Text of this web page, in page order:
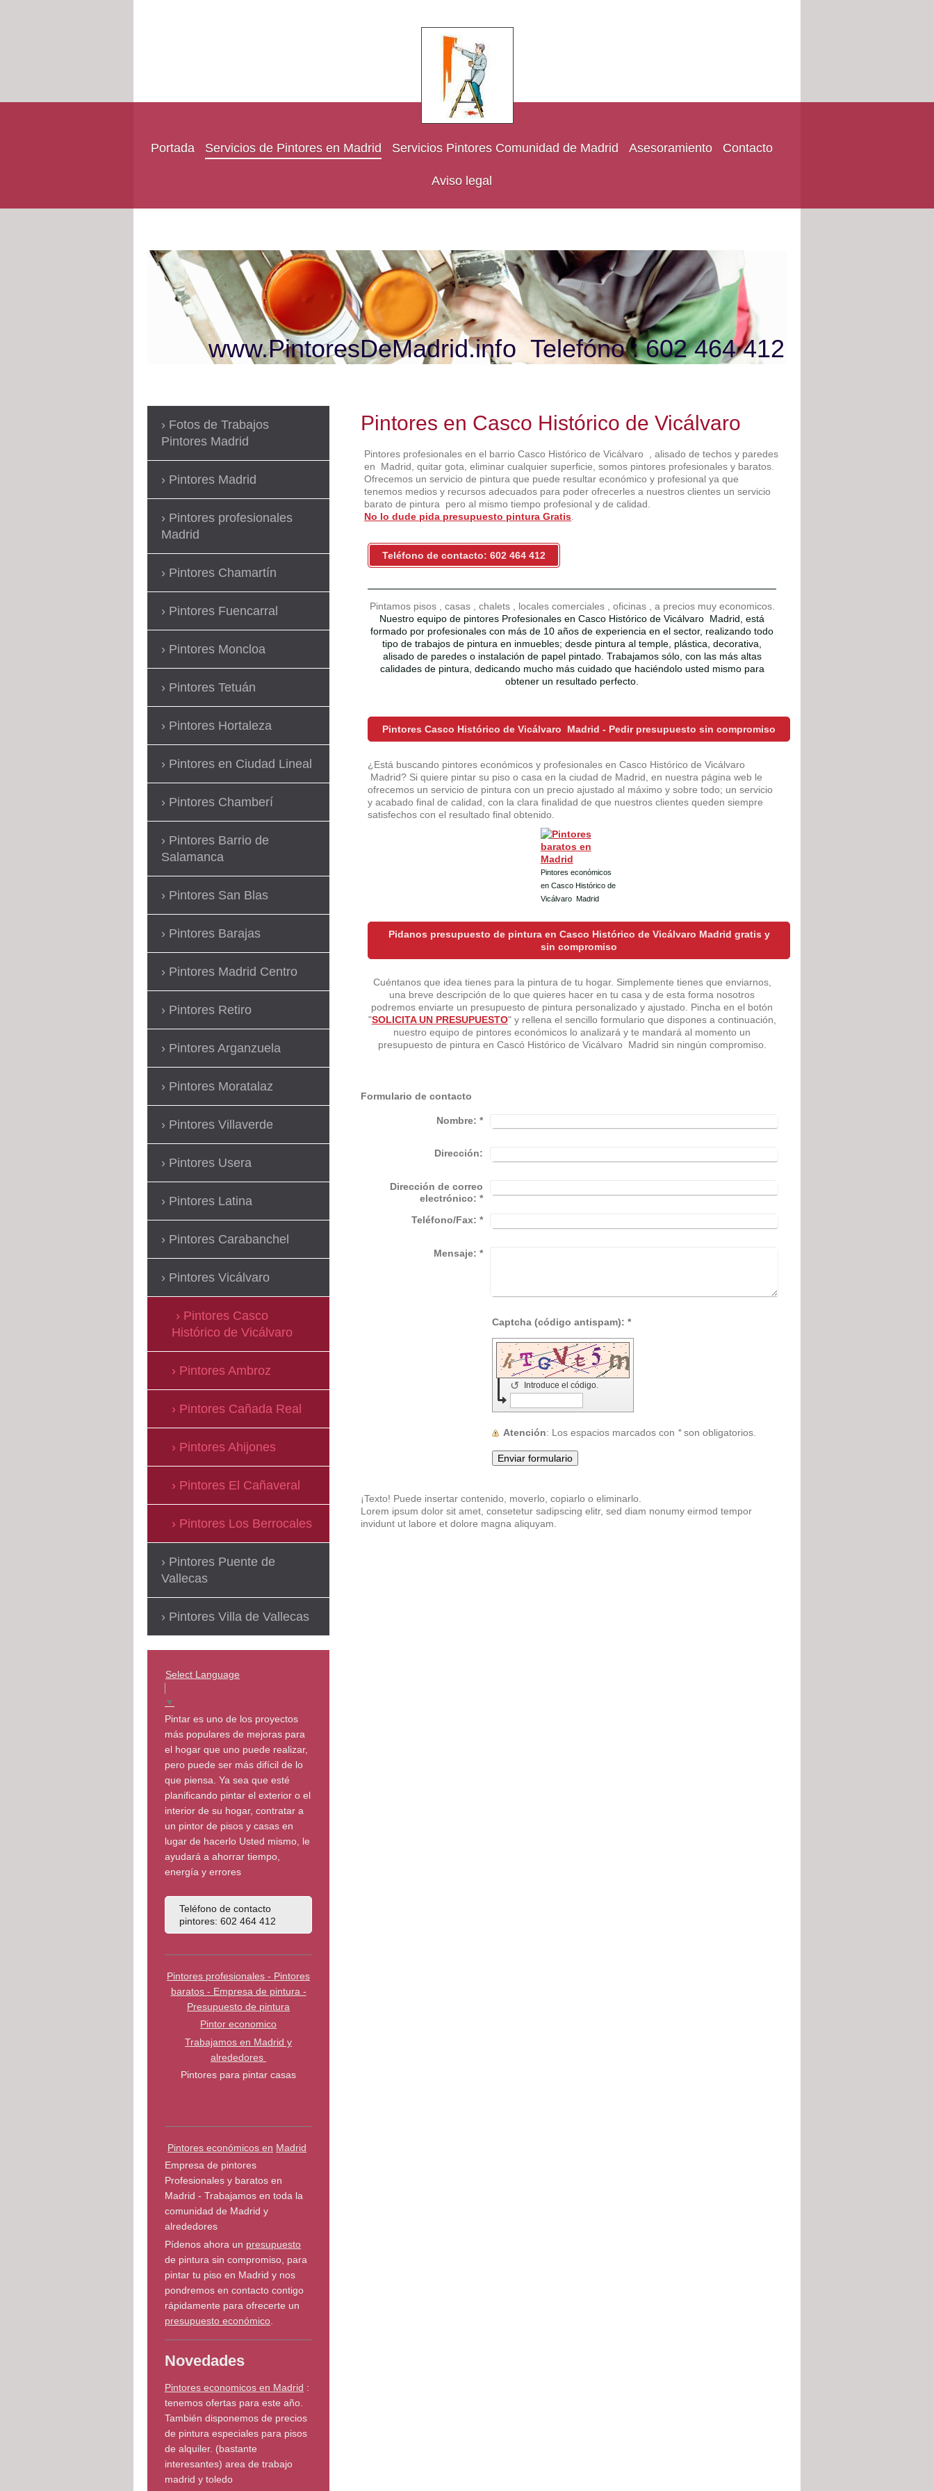
Portada Servicios de Pintores en Madrid Servicios Pintores Comunidad de Madrid Asesoramiento Contacto
Aviso legal
www.PintoresDeMadrid.info Telefóno : 602 464 412
Pintores en Casco Histórico de Vicálvaro
Pintores profesionales en el barrio Casco Histórico de Vicálvaro , alisado de techos y paredes
en Madrid, quitar gota, eliminar cualquier superficie, somos pintores profesionales y baratos.
Ofrecemos un servicio de pintura que puede resultar económico y profesional ya que
tenemos medios y recursos adecuados para poder ofrecerles a nuestros clientes un servicio
barato de pintura pero al mismo tiempo profesional y de calidad.
No lo dude pida presupuesto pintura Gratis
Teléfono de contacto: 602 464 412
Pintamos pisos , casas , chalets , locales comerciales , oficinas , a precios muy economicos.
Nuestro equipo de pintores Profesionales en Casco Histórico de Vicálvaro Madrid, está
formado por profesionales con más de 10 años de experiencia en el sector, realizando todo
tipo de trabajos de pintura en inmuebles; desde pintura al temple, plástica, decorativa,
alisado de paredes o instalación de papel pintado. Trabajamos sólo, con las más altas
calidades de pintura, dedicando mucho más cuidado que haciéndolo usted mismo para
obtener un resultado perfecto.
Pintores Casco Histórico de Vicálvaro Madrid - Pedir presupuesto sin compromiso
¿Está buscando pintores económicos y profesionales en Casco Histórico de Vicálvaro
Madrid? Si quiere pintar su piso o casa en la ciudad de Madrid, en nuestra página web le
ofrecemos un servicio de pintura con un precio ajustado al máximo y sobre todo; un servicio
y acabado final de calidad, con la clara finalidad de que nuestros clientes queden siempre
satisfechos con el resultado final obtenido.
Pintores económicos
en Casco Histórico de
Vicálvaro Madrid
Pidanos presupuesto de pintura en Casco Histórico de Vicálvaro Madrid gratis y
sin compromiso
Cuéntanos que idea tienes para la pintura de tu hogar. Simplemente tienes que enviarnos,
una breve descripción de lo que quieres hacer en tu casa y de esta forma nosotros
podremos enviarte un presupuesto de pintura personalizado y ajustado. Pincha en el botón
"SOLICITA UN PRESUPUESTO" y rellena el sencillo formulario que dispones a continuación,
nuestro equipo de pintores económicos lo analizará y te mandará al momento un
presupuesto de pintura en Cascó Histórico de Vicálvaro Madrid sin ningún compromiso.
Formulario de contacto
Nombre: *
Dirección:
Dirección de correo
electrónico: *
Teléfono/Fax: *
Mensaje: *
Captcha (código antispam): *
Introduce el código.
↺
Atención : Los espacios marcados con *son obligatorios.
¡Texto! Puede insertar contenido, moverlo, copiarlo o eliminarlo.
Lorem ipsum dolor sit amet, consetetur sadipscing elitr, sed diam nonumy eirmod tempor
invidunt ut labore et dolore magna aliquyam.
Fotos de Trabajos
Pintores Madrid
Pintores Madrid
Pintores profesionales
Madrid
Pintores Chamartín
Pintores Fuencarral
Pintores Moncloa
Pintores Tetuán
Pintores Hortaleza
Pintores en Ciudad Lineal
Pintores Chamberí
Pintores Barrio de
Salamanca
Pintores San Blas
Pintores Barajas
Pintores Madrid Centro
Pintores Retiro
Pintores Arganzuela
Pintores Moratalaz
Pintores Villaverde
Pintores Usera
Pintores Latina
Pintores Carabanchel
Pintores Vicálvaro
Pintores Casco
Histórico de Vicálvaro
Pintores Ambroz
Pintores Cañada Real
Pintores Ahijones
Pintores El Cañaveral
Pintores Los Berrocales
Pintores Puente de
Vallecas
Pintores Villa de Vallecas
Select Language
▼
Pintar es uno de los proyectos
más populares de mejoras para
el hogar que uno puede realizar,
pero puede ser más difícil de lo
que piensa. Ya sea que esté
planificando pintar el exterior o el
interior de su hogar, contratar a
un pintor de pisos y casas en
lugar de hacerlo Usted mismo, le
ayudará a ahorrar tiempo,
energía y errores
Teléfono de contacto
pintores: 602 464 412
Pintores profesionales - Pintores
baratos - Empresa de pintura -
Presupuesto de pintura
Pintor economico
Trabajamos en Madrid y
alrededores
Pintores para pintar casas
Pintores económicos en Madrid
Empresa de pintores
Profesionales y baratos en
Madrid - Trabajamos en toda la
comunidad de Madrid y
alrededores
Pídenos ahora un presupuesto
de pintura sin compromiso, para
pintar tu piso en Madrid y nos
pondremos en contacto contigo
rápidamente para ofrecerte un
presupuesto económico
Novedades
Pintores economicos en Madrid :
tenemos ofertas para este año.
También disponemos de precios
de pintura especiales para pisos
de alquiler. (bastante
interesantes) area de trabajo
madrid y toledo